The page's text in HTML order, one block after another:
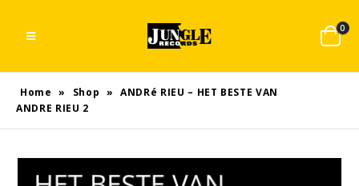
0
Home » Shop » ANDRé RIEU – HET BESTE VAN
ANDRE RIEU 2